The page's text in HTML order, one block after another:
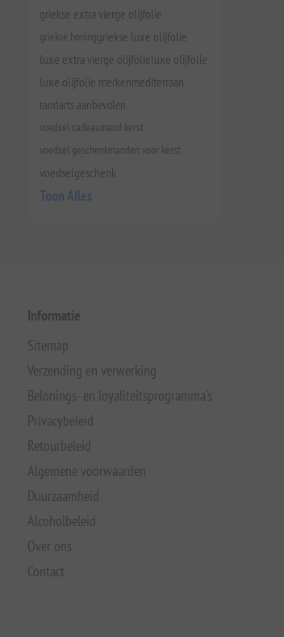
griekse extra vierge olijfolie
griekse honinggriekse luxe olijfolie
luxe extra vierge olijfolieluxe olijfolie
luxe olijfolie merkenmediterraan
tandarts aanbevolen
voedsel cadeaumand kerst
voedsel geschenkmanden voor kerst
voedselgeschenk
Toon Alles
Informatie
Sitemap
Verzending en verwerking
Belonings- en loyaliteitsprogramma's
Privacybeleid
Retourbeleid
Algemene voorwaarden
Duurzaamheid
Alcoholbeleid
Over ons
Contact